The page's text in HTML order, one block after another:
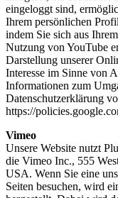
eingeloggt sind,
Ihrem persönlichen
indem Sie sich aus
Nutzung von YouTube
Darstellung unserer
Interesse im Sinne von
Informationen zum
Datenschutzerklärung
https://
Vimeo
Unsere Website nutzt
die Vimeo Inc., 555
USA. Wenn Sie eine
Seiten besuchen, wird